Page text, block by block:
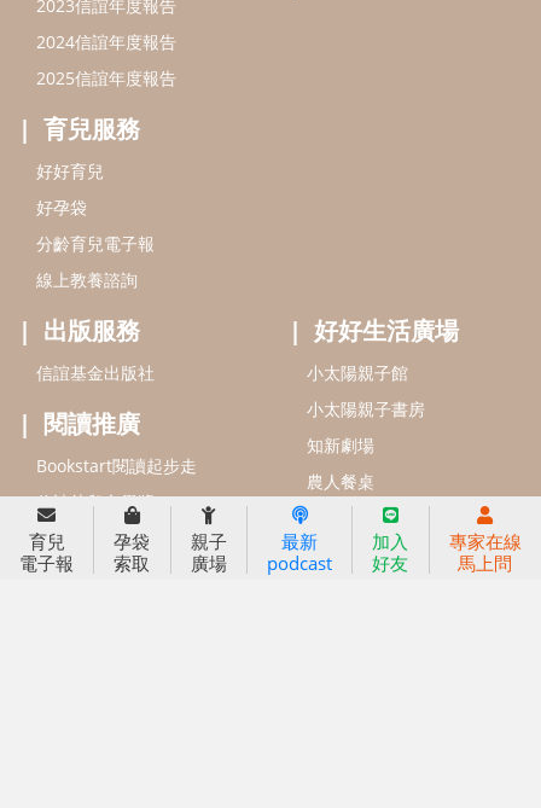
信誼基金會
信誼兒童發展國際研討會
附設幼兒園
實驗幼兒園
育兒
電子報
孕袋
索取
親子
廣場
最新
podcast
加入
好友
專家在線
馬上問